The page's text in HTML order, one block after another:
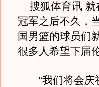
搜狐体育讯 就
冠军之后不久，
国男篮的球员们
很多人希望下届
“我们将会庆